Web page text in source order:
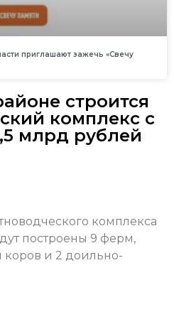
приглашают зажечь «Свечу
строится
комплекс с
млрд рублей
комплекса
построены 9 ферм,
коров и 2 доильно-